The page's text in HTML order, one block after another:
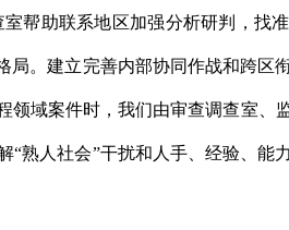
帮助联系地区加强分析研判，找
。建立完善内部协同作战和跨区
域案件时，我们由审查调查室、
熟人社会”干扰和人手、经验、能